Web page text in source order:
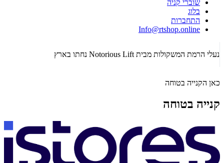
שוברי קניה
בלוג
התחברות
Info@rtshop.online
כאן הקנייה בטוחה
קנייה בטוחה